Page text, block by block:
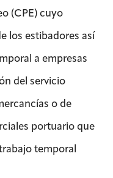
(CPE) cuyo
los estibadores así
a empresas
del servicio
o de
portuario que
temporal